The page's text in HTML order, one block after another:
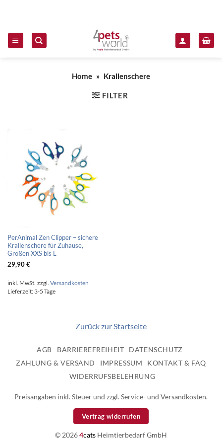
Home » Krallenschere
FILTER
PerAnimal Zen Clipper – sichere
Krallenschere für Zuhause,
Größen XXS bis L
29,90€
inkl. MwSt. zzgl. Versandkosten
Lieferzeit: 3-5 Tage
Zurück zur Startseite
AGB BARRIEREFREIHEIT
DATENSCHUTZ
ZAHLUNG & VERSAND
IMPRESSUM
KONTAKT & FAQ
WIDERRUFSBELEHRUNG
Preisangaben inkl. Steuer und zzgl. Service- und Versandkosten.
Vertrag widerrufen
© 20264cats Heimtierbedarf GmbH